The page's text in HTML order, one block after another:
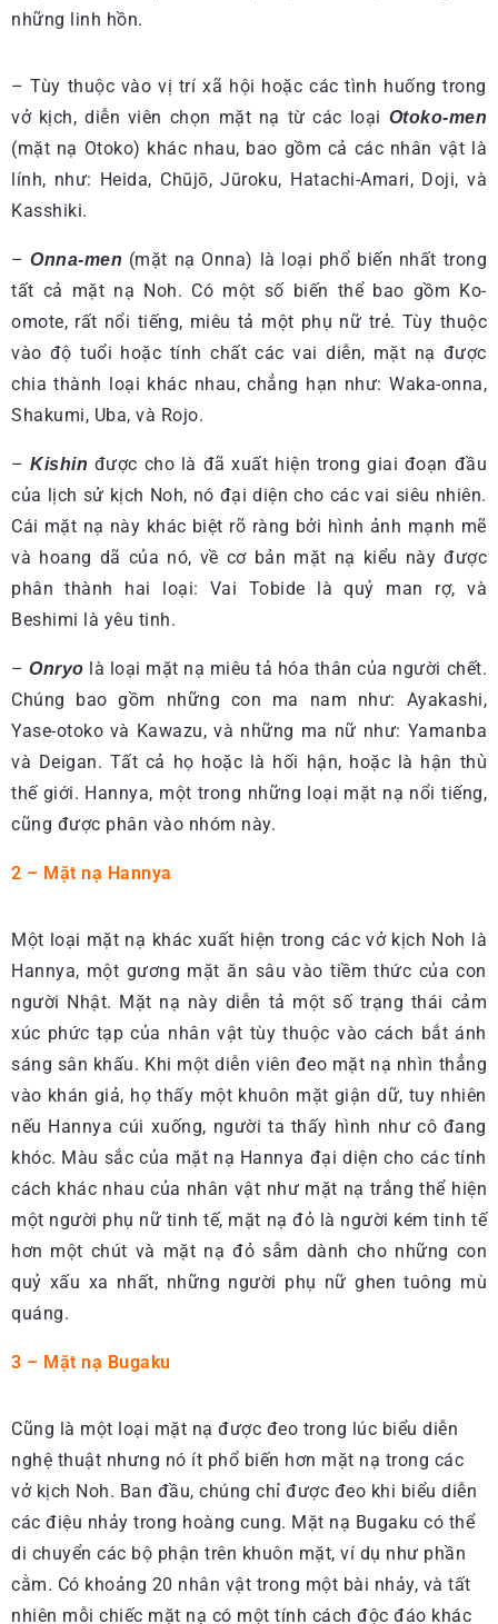
những linh hồn.
– Tùy thuộc vào vị trí xã hội hoặc các tình huống trong
vở kịch, diễn viên chọn mặt nạ từ các loại Otoko-men
(mặt nạ Otoko) khác nhau, bao gồm cả các nhân vật là
lính, như: Heida, Chūjō, Jūroku, Hatachi-Amari, Doji, và
Kasshiki.
–Onna-men (mặt nạ Onna) là loại phổ biến nhất trong
tất cả mặt nạ Noh. Có một số biến thể bao gồm Ko-
omote, rất nổi tiếng, miêu tả một phụ nữ trẻ. Tùy thuộc
vào độ tuổi hoặc tính chất các vai diễn, mặt nạ được
chia thành loại khác nhau, chẳng hạn như: Waka-onna,
Shakumi, Uba, và Rojo.
–Kishin được cho là đã xuất hiện trong giai đoạn đầu
của lịch sử kịch Noh, nó đại diện cho các vai siêu nhiên.
Cái mặt nạ này khác biệt rõ ràng bởi hình ảnh mạnh mẽ
và hoang dã của nó, về cơ bản mặt nạ kiểu này được
phân thành hai loại: Vai Tobide là quỷ man rợ, và
Beshimi là yêu tinh.
–Onryo là loại mặt nạ miêu tả hóa thân của người chết.
Chúng bao gồm những con ma nam như: Ayakashi,
Yase-otoko và Kawazu, và những ma nữ như: Yamanba
và Deigan. Tất cả họ hoặc là hối hận, hoặc là hận thù
thế giới. Hannya, một trong những loại mặt nạ nổi tiếng,
cũng được phân vào nhóm này.
2 – Mặt nạ Hannya
Một loại mặt nạ khác xuất hiện trong các vở kịch Noh là
Hannya, một gương mặt ăn sâu vào tiềm thức của con
người Nhật. Mặt nạ này diễn tả một số trạng thái cảm
xúc phức tạp của nhân vật tùy thuộc vào cách bắt ánh
sáng sân khấu. Khi một diễn viên đeo mặt nạ nhìn thẳng
vào khán giả, họ thấy một khuôn mặt giận dữ, tuy nhiên
nếu Hannya cúi xuống, người ta thấy hình như cô đang
khóc. Màu sắc của mặt nạ Hannya đại diện cho các tính
cách khác nhau của nhân vật như mặt nạ trắng thể hiện
một người phụ nữ tinh tế, mặt nạ đỏ là người kém tinh tế
hơn một chút và mặt nạ đỏ sẫm dành cho những con
quỷ xấu xa nhất, những người phụ nữ ghen tuông mù
quáng.
3 – Mặt nạ Bugaku
Cũng là một loại mặt nạ được đeo trong lúc biểu diễn
nghệ thuật nhưng nó ít phổ biến hơn mặt nạ trong các
vở kịch Noh. Ban đầu, chúng chỉ được đeo khi biểu diễn
các điệu nhảy trong hoàng cung. Mặt nạ Bugaku có thể
di chuyển các bộ phận trên khuôn mặt, ví dụ như phần
cằm. Có khoảng 20 nhân vật trong một bài nhảy, và tất
nhiên mỗi chiếc mặt nạ có một tính cách độc đáo khác